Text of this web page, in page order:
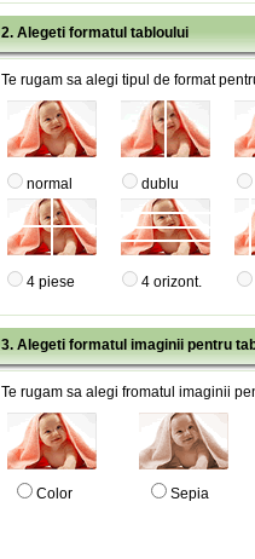
2. Alegeti formatul tabloului
Te rugam sa alegi tipul de format
normal dublu
4 piese 4 orizont.
3. Alegeti formatul imaginii pentru
Te rugam sa alegi fromatul imaginii
Color Sepia